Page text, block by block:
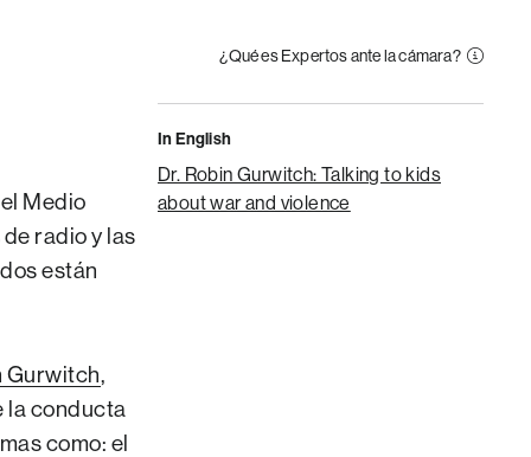
¿Qué es Expertos ante la cámara?
In English
Dr. Robin Gurwitch: Talking to kids
about war and violence
Medio
radio y las
están
Gurwitch,
la conducta
como: el